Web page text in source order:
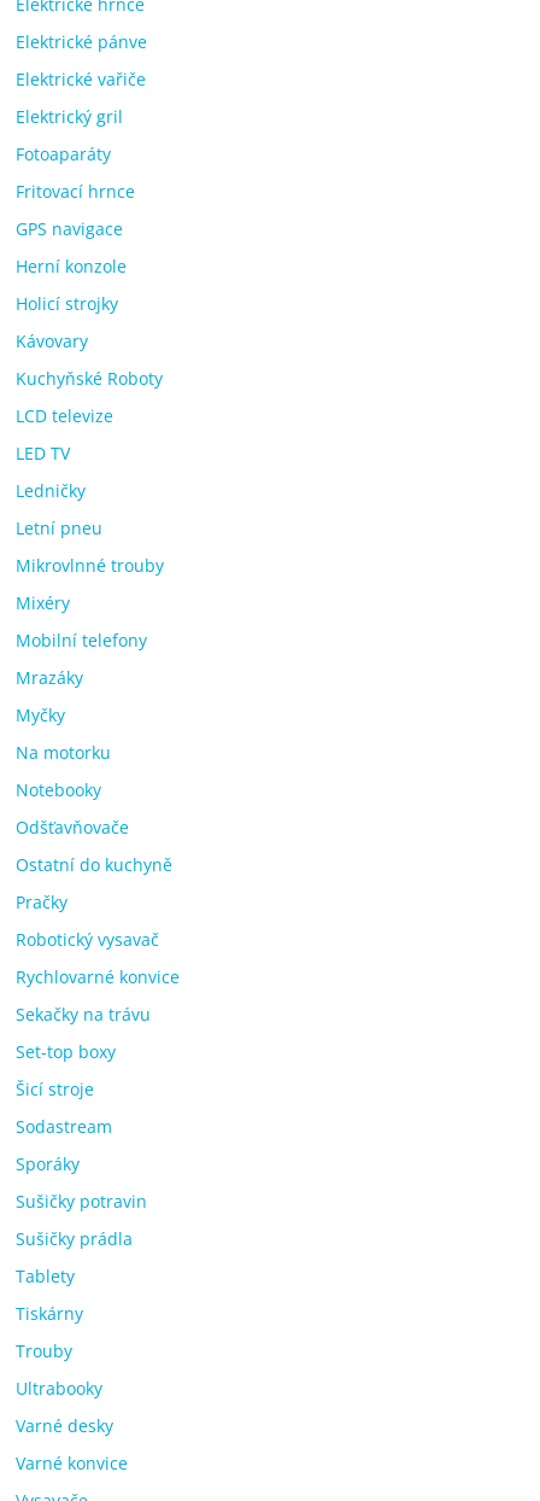
Elektrické pánve
Elektrické vařiče
Elektrický gril
Fotoaparáty
Fritovací hrnce
GPS navigace
Herní konzole
Holicí strojky
Kávovary
Kuchyňské Roboty
LCD televize
LED TV
Ledničky
Letní pneu
Mikrovlnné trouby
Mixéry
Mobilní telefony
Mrazáky
Myčky
Na motorku
Notebooky
Odšťavňovače
Ostatní do kuchyně
Pračky
Robotický vysavač
Rychlovarné konvice
Sekačky na trávu
Set-top boxy
Šicí stroje
Sodastream
Sporáky
Sušičky potravin
Sušičky prádla
Tablety
Tiskárny
Trouby
Ultrabooky
Varné desky
Varné konvice